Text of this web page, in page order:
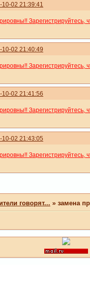
10-02 21:39:41
Зарегистрируйтесь,
10-02 21:40:49
Зарегистрируйтесь,
10-02 21:41:56
Зарегистрируйтесь,
10-02 21:43:05
Зарегистрируйтесь,
говорят... »замена